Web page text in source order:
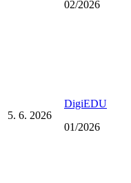
02/2026
5. 6. 2026
DigiEDU
01/2026